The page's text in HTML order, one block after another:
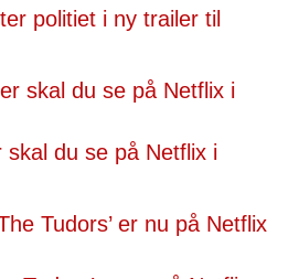
politiet i ny trailer til
skal du se på Netflix i